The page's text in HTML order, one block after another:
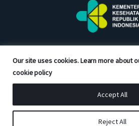
Our site uses cookies. Learn more about
cookie policy
Reject All
Accept All
Copyright © 2026 Good Doctor. All rights